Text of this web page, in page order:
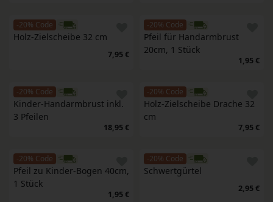
-20% Code
Holz-Zielscheibe 32 cm
7,95 €
-20% Code
Pfeil für Handarmbrust
20cm, 1 Stück
1,95 €
-20% Code
Kinder-Handarmbrust inkl.
3 Pfeilen
18,95 €
-20% Code
Holz-Zielscheibe Drache 32
cm
7,95 €
-20% Code
Pfeil zu Kinder-Bogen 40cm,
1 Stück
1,95 €
-20% Code
Schwertgürtel
2,95 €